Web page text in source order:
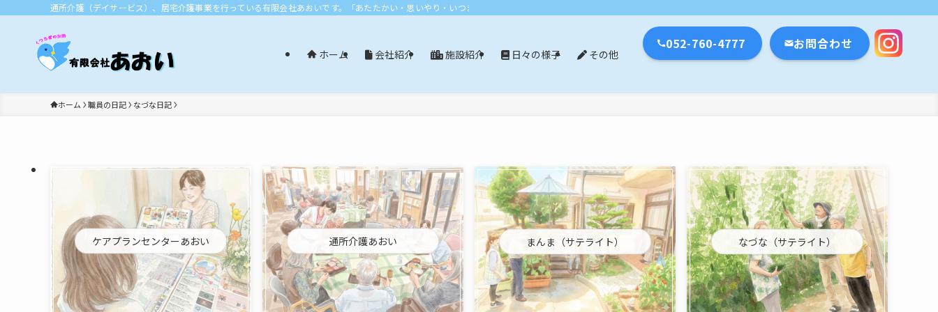
通所介護（デイサービス）、居宅介護事業を行っている有限会社あおいです。「あたたかい・思いやり・いつまでも」エリア：尾張旭市・長久手市・瀬戸市・名古屋市
ホーム 会社紹介 施設紹介 日々の様子 その他
052-760-4777 お問合わせ
ホーム 職員の日記 なづな日記
ケアプランセンターあおい 通所介護あおい まんま（サテライト） なづな（サテライト）